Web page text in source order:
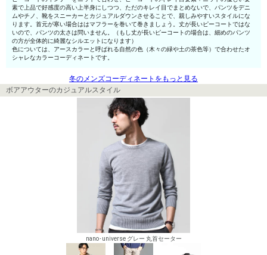
素で上品で好感度の高い上半身にしつつ、ただのキレイ目でまとめないで、パンツをデニ
ムやチノ、靴をスニーカーとカジュアルダウンさせることで、親しみやすいスタイルにな
ります。首元が寒い場合ははマフラーを巻いて巻きましょう。丈が長いピーコートではな
いので、パンツの太さは問いません。（もし丈が長いピーコートの場合は、細めのパンツ
の方が全体的に綺麗なシルエットになります）
色については、アースカラーと呼ばれる自然の色（木々の緑や土の茶色等）で合わせたオ
シャレなカラーコーディネートです。
冬のメンズコーディネートをもっと見る
ボアアウターのカジュアルスタイル
nano･universe グレー 丸首セーター